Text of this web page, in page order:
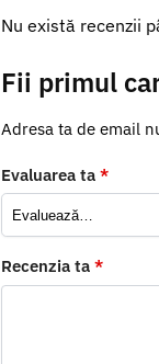
Nu există recenzii
Fii primul
Adresa ta de email
Evaluarea ta *
Recenzia ta *